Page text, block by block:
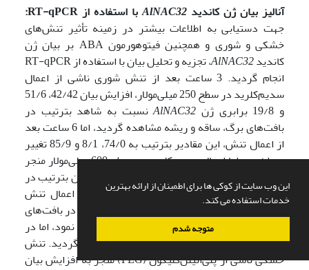
این وب سایت از کوکی ها برای اطمینان از ارائه بهترین
خدمات استفاده می کند.
متوجه شدم
آنالیز بیان ژن‌ کاندید AlNAC32 با استفاده از RT-qPCR
:
جهت دستیابی به اطلاعات بیشتر در زمینه تأثیر تنش‌های
خشکی و شوری و همچنین فیتوهورمون ABA بر بیان ژن
کاندیدAlNAC32
، تجزیه و تحلیل بیان با استفاده از RT-qPCR
انجام گردید. 3 ساعت بعد از تنش شوری ناشی از اعمال
سدیم‌کلرید در سطح 250 میلی‌مولار، افزایش بیان 42/42، 51/6
و 19/8 برابری ژن
AlNAC32نسبت به شاهد بترتیب در
بافت‌های برگ، ساقه و ریشه مشاهده گردید، اما 6 ساعت بعد
از اعمال تنش، این مقادیر بترتیب به 74/0، 8/1 و 85/9 تغییر
پیدا نمود. اما اعمال سدیم‌کلرید در سطح 600 میلی‌مولار منجر
به افزایش بیان 17/77، 47/6 و 6/10 برابری این ژن بترتیب در
بافت‌های برگ، ساقه و ریشه، 3 ساعت بعد از اعمال تنش
گردید، اما 6 ساعت بعد از اعمال تنش، مقادیر بیان در بافت‌های
برگ و ریشه بترتیب به 13/10 و 03/6 کاهش پیدا نمود، اما در
بافت ساقه با بیان 65/6 تغییر چندانی مشاهده نگردید. تنش
خشکی ناشی از پلی‌اتیلن‌گلیکول (PEG) منجر به افزایش بیان